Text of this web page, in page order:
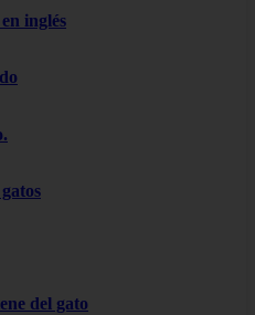
inglés
del gato